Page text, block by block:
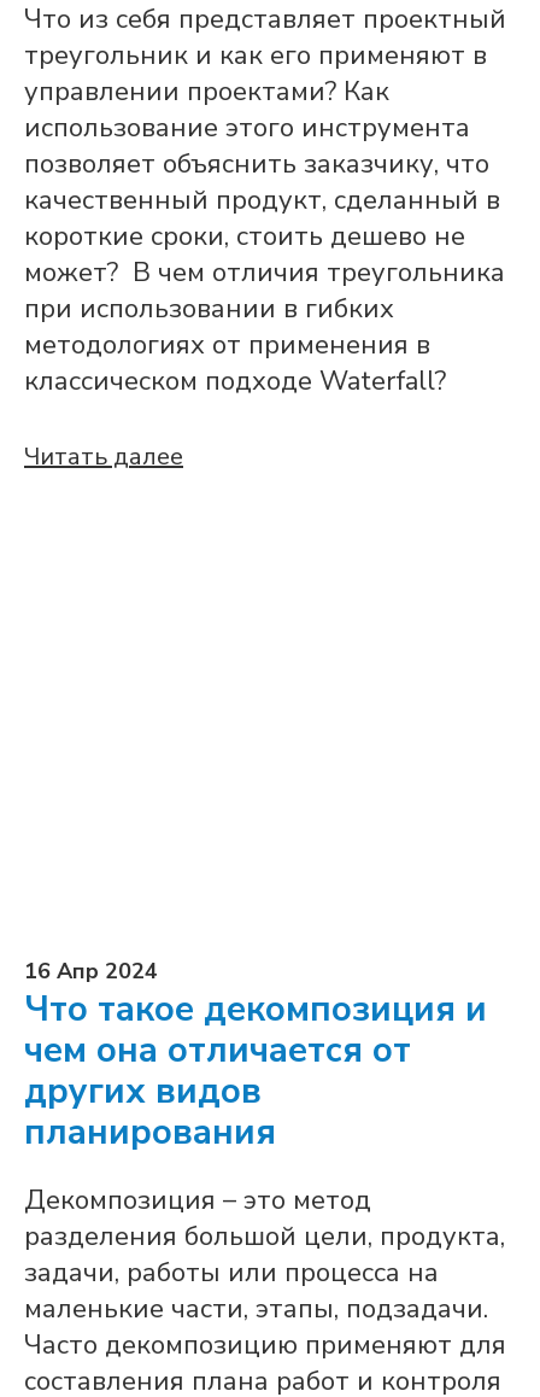
Что из себя представляет проектный
треугольник и как его применяют в
управлении проектами? Как
использование этого инструмента
позволяет объяснить заказчику, что
качественный продукт, сделанный в
короткие сроки, стоить дешево не
может? В чем отличия треугольника
при использовании в гибких
методологиях от применения в
классическом подходе Waterfall?
Читать далее
16 Апр 2024
Что такое декомпозиция и
чем она отличается от
других видов
планирования
Декомпозиция – это метод
разделения большой цели, продукта,
задачи, работы или процесса на
маленькие части, этапы, подзадачи.
Часто декомпозицию применяют для
составления плана работ и контроля